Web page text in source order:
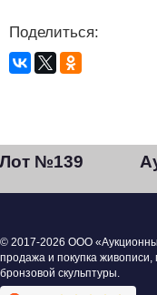
Поделиться:
Лот №139
© 2017-2026 ООО
продажа и покупка живописи,
бронзовой скульптуры.